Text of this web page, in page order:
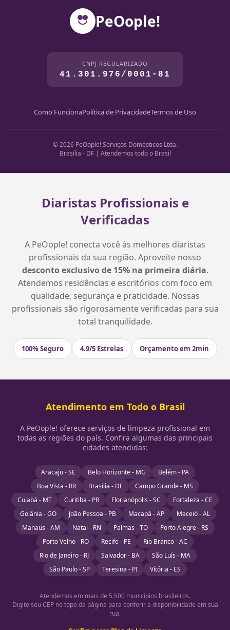
PeOople!
CNPJ REGULARIZADO
41.301.976/0001-81
Como FuncionaPolítica de PrivacidadeTermos de Uso
© 2026 PeOople! Serviços Domésticos Ltda.
Brasília - DF | Atendemos todo o Brasil
Diaristas Profissionais e
Verificadas
A PeOople! conecta você às melhores diaristas
profissionais da sua região. Aproveite nosso
desconto exclusivo de 15% na primeira diária.
Atendemos residências e escritórios com foco em
qualidade, segurança e praticidade. Nossas
profissionais são rigorosamente verificadas para sua
total tranquilidade.
100% Seguro 4.9/5 Estrelas Orçamento em 2min
Atendimento em Todo o Brasil
A PeOople! oferece serviços de limpeza profissional em
todas as regiões do país. Confira algumas das principais
cidades atendidas:
Aracaju - SE Belo Horizonte - MG
Belém - PA
Boa Vista - RR
Brasília - DF
Campo Grande - MS
Cuiabá - MT
Curitiba - PR Florianópolis - SC
Fortaleza - CE
Goiânia - GO
João Pessoa - PB Macapá - AP
Maceió - AL
Manaus - AM
Natal - RN Palmas - TO
Porto Alegre - RS
Porto Velho - RO
Recife - PE
Rio Branco - AC
Rio de Janeiro - RJ
Salvador - BA
São Luís - MA
São Paulo - SP
Teresina - PI Vitória - ES
Atendemos em mais de 5.500 municípios brasileiros.
Digite seu CEP no topo da página para conferir a disponibilidade em sua
rua.